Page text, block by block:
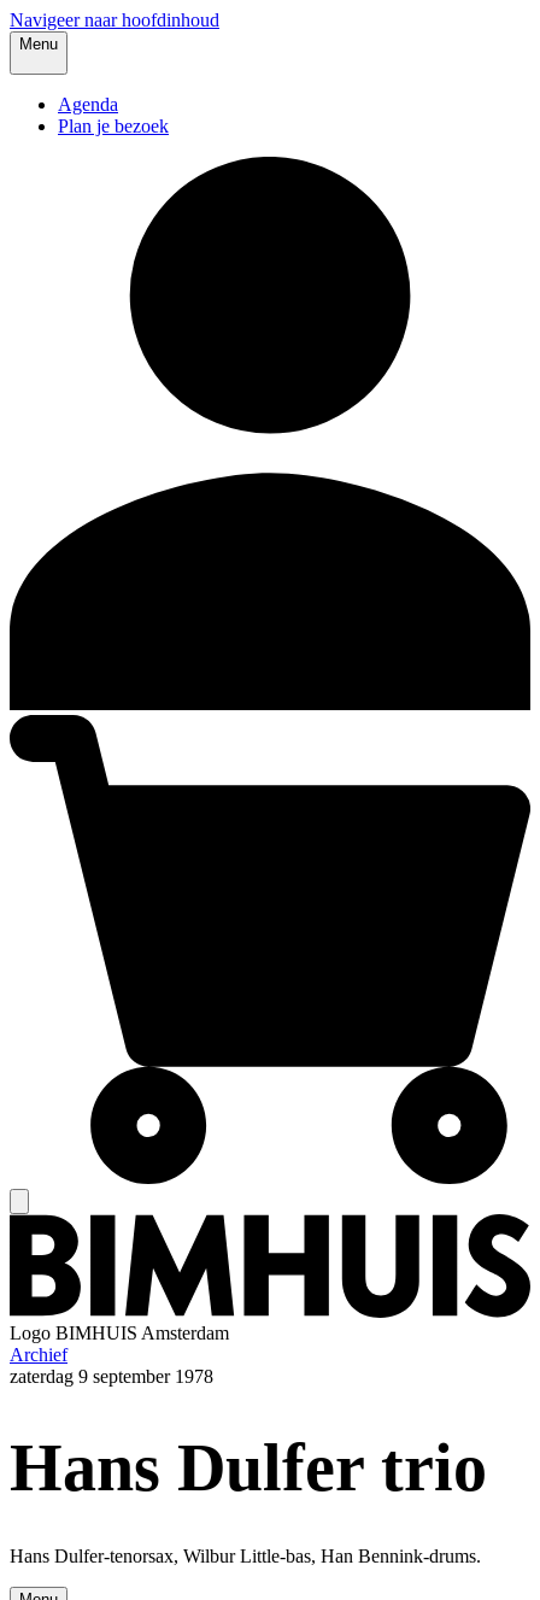
Navigeer naar hoofdinhoud
Menu
Agenda
Plan je bezoek
Logo BIMHUIS Amsterdam
Archief
zaterdag 9 september 1978
Hans Dulfer trio
Hans Dulfer-tenorsax, Wilbur Little-bas, Han Bennink-drums.